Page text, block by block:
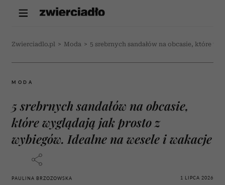
Zwierciadlo.pl > Moda > 5 srebrnych sandałów na obcasie, które
MODA
5 srebrnych sandałów na obcasie,
które wyglądają jak prosto z
wybiegów. Idealne na wesele i wakacje
PAULINA BRZOZOWSKA 1 LIPCA 2026